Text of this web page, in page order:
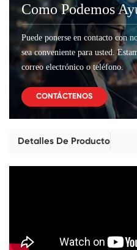
Como Podemos
Puede ponerse en contacto con
sea conveniente para usted.
correo electrónico o teléfono.
CONTÁCTENOS
Detalles De Producto